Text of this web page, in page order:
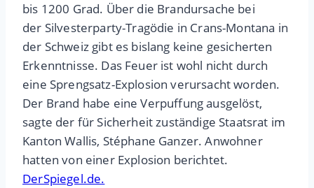
bis 1200 Grad. Über die Brandursache bei
der Silvesterparty-Tragödie in Crans-Montana in
der Schweiz gibt es bislang keine gesicherten
Erkenntnisse. Das Feuer ist wohl nicht durch
eine Sprengsatz-Explosion verursacht worden.
Der Brand habe eine Verpuffung ausgelöst,
sagte der für Sicherheit zuständige Staatsrat im
Kanton Wallis, Stéphane Ganzer. Anwohner
hatten von einer Explosion berichtet.
DerSpiegel.de.